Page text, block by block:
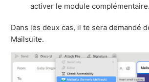
activer le module complémentaire.
Dans les deux cas, il te sera demandé
Mailsuite.